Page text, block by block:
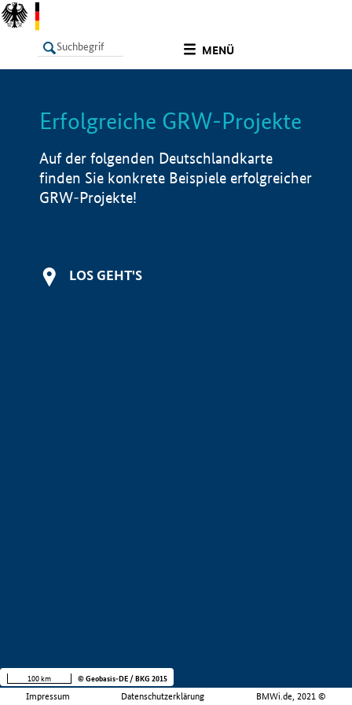
MENÜ
LISTE Info
Erfolgreiche GRW-Projekte
Auf der folgenden Deutschlandkarte
finden Sie konkrete Beispiele erfolgreicher
GRW-Projekte!
LOS GEHT'S
Impressum Datenschutzerklärung BMWi.de, 2021 ©
100 km © Geobasis-DE / BKG 2015